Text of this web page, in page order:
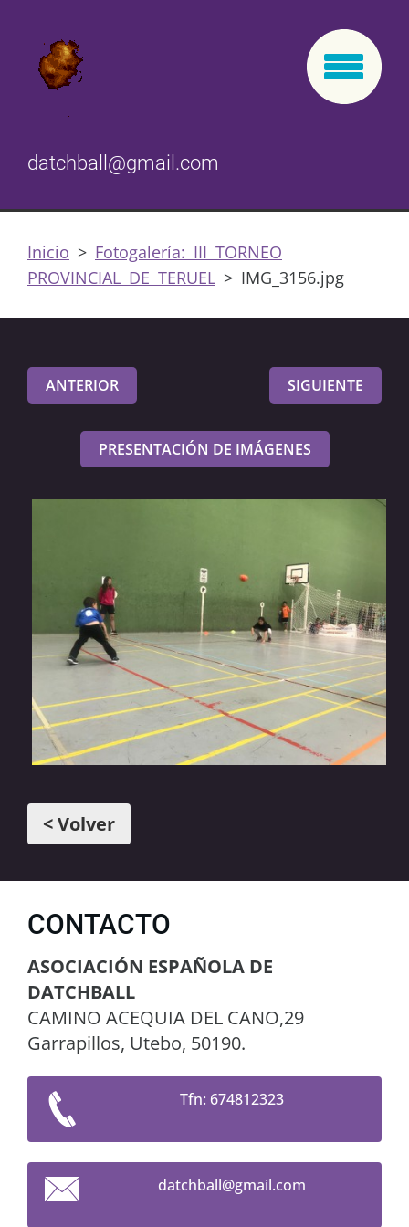
datchball@gmail.com
Inicio > Fotogalería: III TORNEO
PROVINCIAL DE TERUEL > IMG_3156.jpg
ANTERIOR SIGUIENTE
PRESENTACIÓN DE IMÁGENES
< Volver
CONTACTO
ASOCIACIÓN ESPAÑOLA DE
DATCHBALL
CAMINO ACEQUIA DEL CANO,29
Garrapillos, Utebo, 50190.
Tfn: 674812323
datchball@gmail.com